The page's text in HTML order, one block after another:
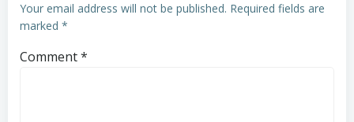
Your email address will not be published. Required fields are
marked *
Comment*